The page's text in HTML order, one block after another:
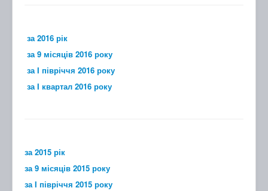
за 2016 рік
за 9 місяців 2016 року
за I півріччя 2016 року
за I квартал 2016 року
за 2015 рік
за 9 місяців 2015 року
за I півріччя 2015 року